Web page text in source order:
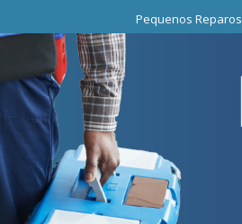
Pequenos Reparos